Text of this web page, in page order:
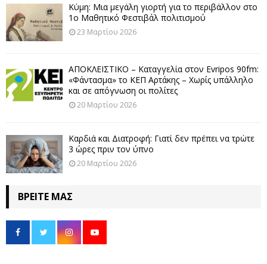
Κύμη: Μια μεγάλη γιορτή για το περιβάλλον στο
1ο Μαθητικό Φεστιβάλ πολιτισμού
23 Μαρτίου 2026
ΑΠΟΚΛΕΙΣΤΙΚΟ – Καταγγελία στον Evripos 90fm:
«Φάντασμα» το ΚΕΠ Αρτάκης – Χωρίς υπάλληλο
και σε απόγνωση οι πολίτες
20 Μαρτίου 2026
Καρδιά και Διατροφή: Γιατί δεν πρέπει να τρώτε
3 ώρες πριν τον ύπνο
20 Μαρτίου 2026
ΒΡΕΊΤΕ ΜΑΣ